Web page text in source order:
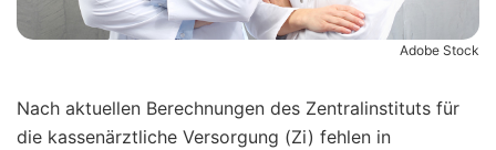
Adobe Stock
Nach aktuellen Berechnungen des Zentralinstituts für
die kassenärztliche Versorgung (Zi) fehlen in